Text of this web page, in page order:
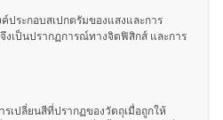
ระกอบสเปกตรัมของแสงและการ
เป็นปรากฏการณ์ทางจิตฟิสิกส์ และการ
เปลี่ยนสีที่ปรากฏของวัตถุเมื่อถูกให้